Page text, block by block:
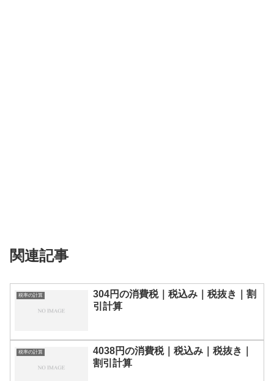
関連記事
税率の計算
304円の消費税｜税込み｜税抜き｜割
引計算
税率の計算
4038円の消費税｜税込み｜税抜き｜
割引計算